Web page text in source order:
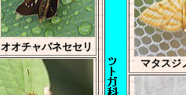
オオチャバネセセリ
マタスジ